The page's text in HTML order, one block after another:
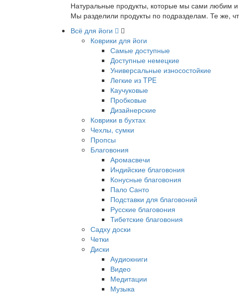
Натуральные продукты, которые мы сами любим
Мы разделили продукты по подразделам. Те же,
Всё для йоги
Коврики для йоги
Самые доступные
Доступные немецкие
Универсальные износостойкие
Легкие из TPE
Каучуковые
Пробковые
Дизайнерские
Коврики в бухтах
Чехлы, сумки
Пропсы
Благовония
Аромасвечи
Индийские благовония
Конусные благовония
Пало Санто
Подставки для благовоний
Русские благовония
Тибетские благовония
Садху доски
Четки
Диски
Аудиокниги
Видео
Медитации
Музыка